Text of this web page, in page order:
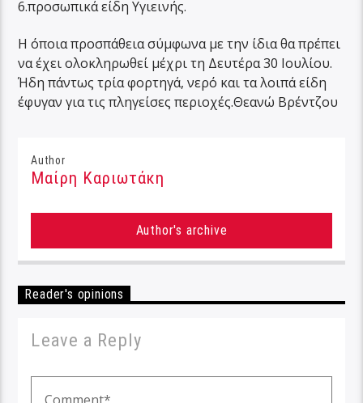
6.προσωπικά είδη Υγιεινής.
Η όποια προσπάθεια σύμφωνα με την ίδια θα πρέπει
να έχει ολοκληρωθεί μέχρι τη Δευτέρα 30 Ιουλίου.
Ήδη πάντως τρία φορτηγά, νερό και τα λοιπά είδη
έφυγαν για τις πληγείσες περιοχές.Θεανώ Βρέντζου
Author
Μαίρη Καριωτάκη
Author's archive
Reader's opinions
Leave a Reply